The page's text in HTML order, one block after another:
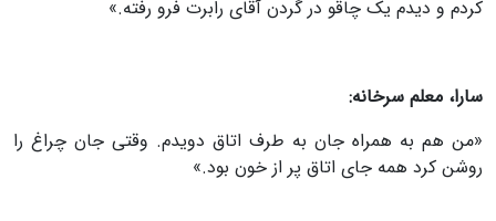
کردم و دیدم یک چاقو در گردن آقای رابرت فرو رفته.»
سارا، معلم سرخانه:
«من هم به همراه جان به طرف اتاق دویدم. وقتی جان چراغ را
روشن کرد همه جای اتاق پر از خون بود.»